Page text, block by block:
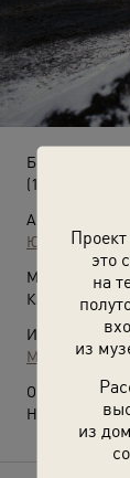
это
на
из
из
Бежецк
(1986 - 1987)
Автор:
Юрий
Место съемки:
Калининская
Источники:
МАММ / МДФ
О фотографии:
Ныне